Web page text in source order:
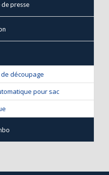
presse
découpage
pour sac